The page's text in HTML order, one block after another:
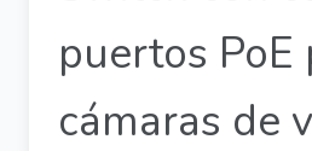
puertos PoE
cámaras de